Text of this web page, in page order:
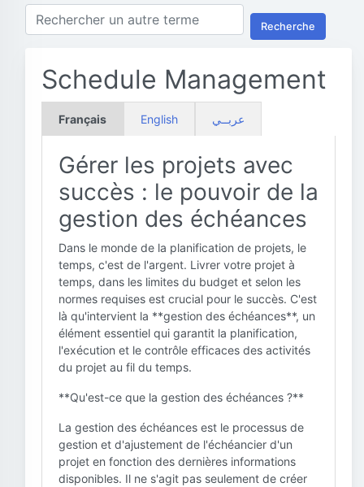
Recherche
Schedule Management
Français English عربــي
Gérer les projets avec
succès : le pouvoir de la
gestion des échéances
Dans le monde de la planification de projets, le
temps, c'est de l'argent. Livrer votre projet à
temps, dans les limites du budget et selon les
normes requises est crucial pour le succès. C'est
là qu'intervient la **gestion des échéances**, un
élément essentiel qui garantit la planification,
l'exécution et le contrôle efficaces des activités
du projet au fil du temps.
**Qu'est-ce que la gestion des échéances ?**
La gestion des échéances est le processus de
gestion et d'ajustement de l'échéancier d'un
projet en fonction des dernières informations
disponibles. Il ne s'agit pas seulement de créer